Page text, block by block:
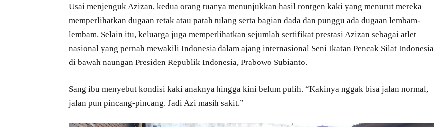
Usai menjenguk Azizan, kedua orang tuanya menunjukkan hasil rontgen kaki yang menurut mereka
memperlihatkan dugaan retak atau patah tulang serta bagian dada dan punggu ada dugaan lembam-
lembam. Selain itu, keluarga juga memperlihatkan sejumlah sertifikat prestasi Azizan sebagai atlet
nasional yang pernah mewakili Indonesia dalam ajang internasional Seni Ikatan Pencak Silat Indonesia
di bawah naungan Presiden Republik Indonesia, Prabowo Subianto.
Sang ibu menyebut kondisi kaki anaknya hingga kini belum pulih. “Kakinya nggak bisa jalan normal,
jalan pun pincang-pincang. Jadi Azi masih sakit.”